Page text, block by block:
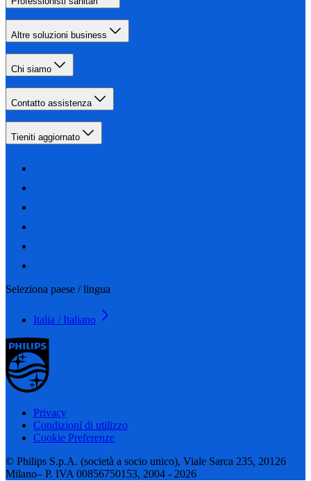
Altre soluzioni business
Chi siamo
Contatto assistenza
Tieniti aggiornato
Seleziona paese / lingua
Italia / Italiano
Privacy
Condizioni di utilizzo
Cookie Preferenze
© Philips S.p.A. (società a socio unico), Viale Sarca 235, 20126
Milano– P. IVA 00856750153, 2004 - 2026